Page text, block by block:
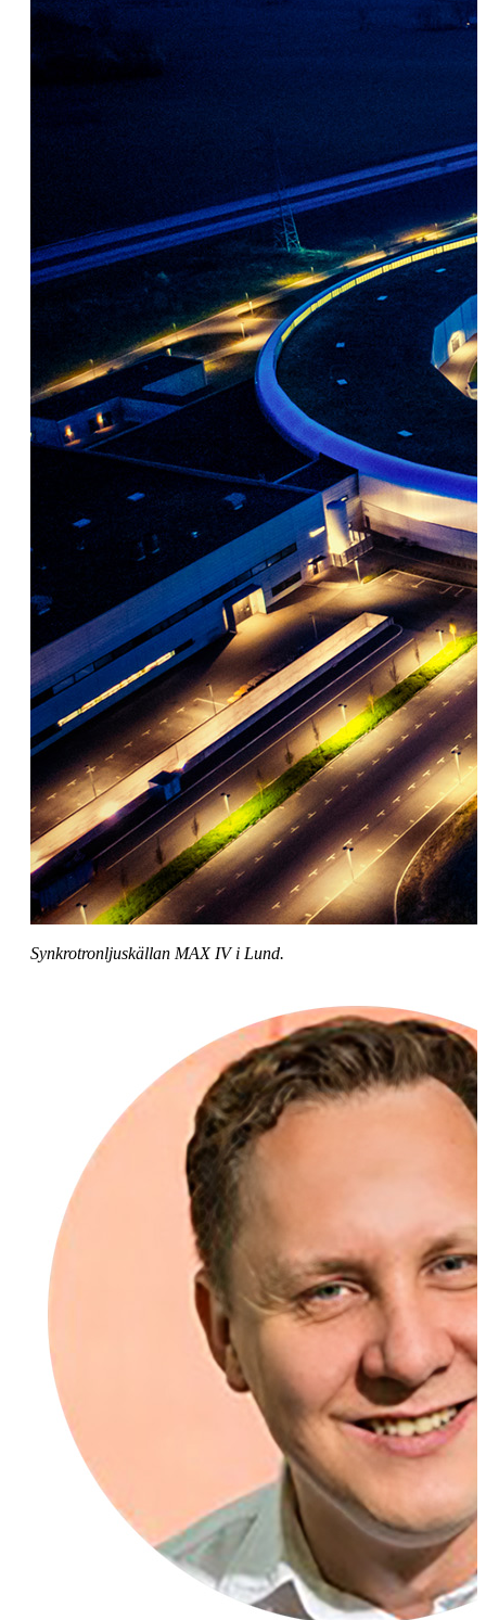
Synkrotronljuskällan MAX IV i Lund.